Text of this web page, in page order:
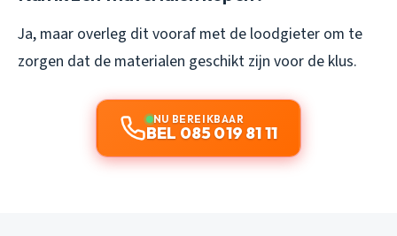
Ja, maar overleg dit vooraf met de loodgieter om te
zorgen dat de materialen geschikt zijn voor de klus.
NU BEREIKBAAR
BEL 085 019 81 11